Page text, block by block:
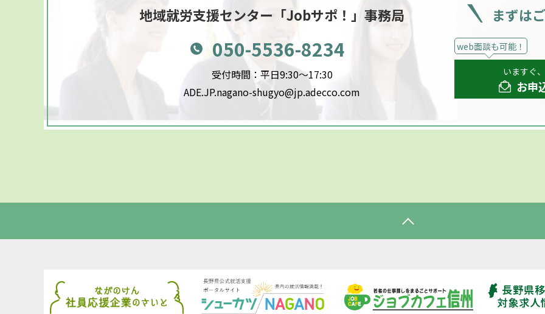
地域就労支援センター 「Jobサポ！」事務局
050-5536-8234
受付時間：平日9:30～17:30
ADE.JP.nagano-shugyo@jp.adecco.com
まずは
web面談も可能！
いますぐ
お申